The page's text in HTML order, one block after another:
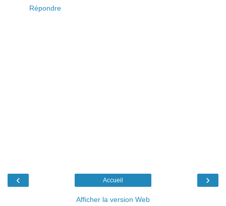
Répondre
‹ ›
Accueil
Afficher la version Web